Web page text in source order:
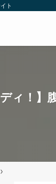
ト
ィ！】